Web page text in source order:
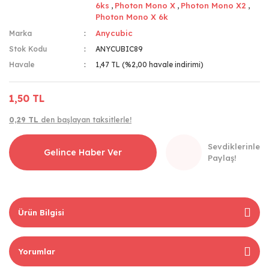
6ks , Photon Mono X , Photon Mono X2 ,
Photon Mono X 6k
Marka Anycubic
Stok Kodu
ANYCUBIC89
Havale
1,47 TL (%2,00 havale indirimi)
1,50 TL
0,29 TL den başlayan taksitlerle!
Gelince Haber Ver
Sevdiklerinle
Paylaş!
Ürün Bilgisi
Yorumlar